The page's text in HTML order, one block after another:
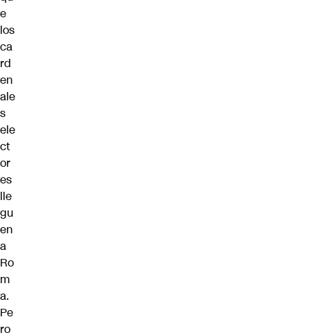
e
los
ca
rd
en
ale
s
ele
ct
or
es
lle
gu
en
a
Ro
m
a.
Pe
ro